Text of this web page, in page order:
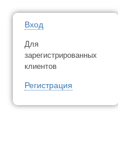
Вход
Для
зарегистрированных
клиентов
Регистрация